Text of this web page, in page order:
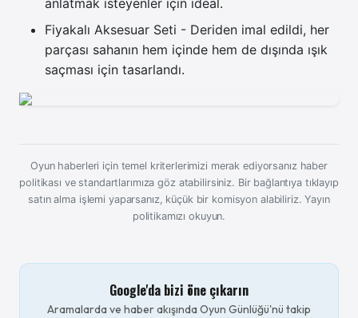
anlatmak isteyenler için ideal.
Fiyakalı Aksesuar Seti - Deriden imal edildi, her
parçası sahanın hem içinde hem de dışında ışık
saçması için tasarlandı.
Oyun haberleri için temel kriterlerimizi merak ediyorsanız haber
politikası ve standartlarımıza göz atabilirsiniz. Bir bağlantıya tıklayıp
satın alma işlemi yaparsanız, küçük bir komisyon alabiliriz.Yayın
politikamızı okuyun.
Google'da bizi öne çıkarın
Aramalarda ve haber akışında Oyun Günlüğü'nü takip